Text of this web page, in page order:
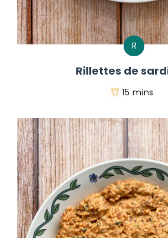
R
Rillettes de
15 mins